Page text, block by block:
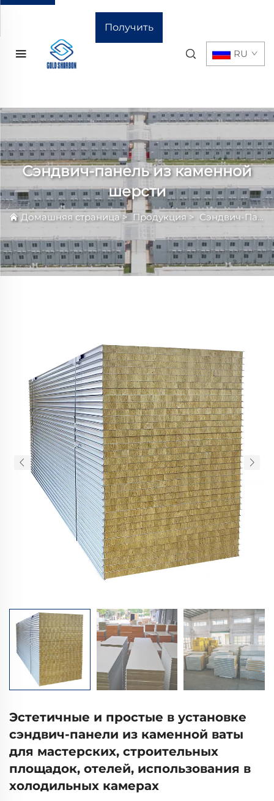
Получить
RU
Сэндвич-панель из каменной
шерсти
Домашняя страница>Продукция> Сэндвич-Панель
Эстетичные и простые в установке
сэндвич-панели из каменной ваты
для мастерских, строительных
площадок, отелей, использования в
холодильных камерах